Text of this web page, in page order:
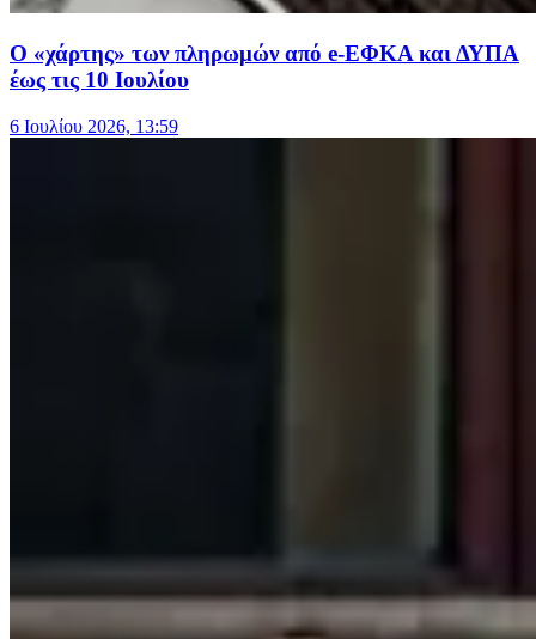
Ο «χάρτης» των πληρωμών από e-ΕΦΚΑ και ΔΥΠΑ
έως τις 10 Ιουλίου
6 Ιουλίου 2026, 13:59